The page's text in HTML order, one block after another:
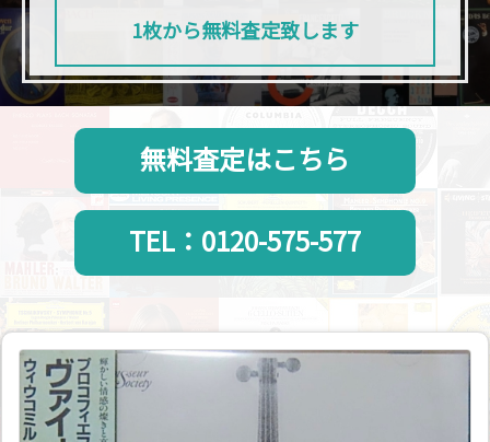
1枚から無料査定致します
無料査定はこちら
TEL：0120-575-577